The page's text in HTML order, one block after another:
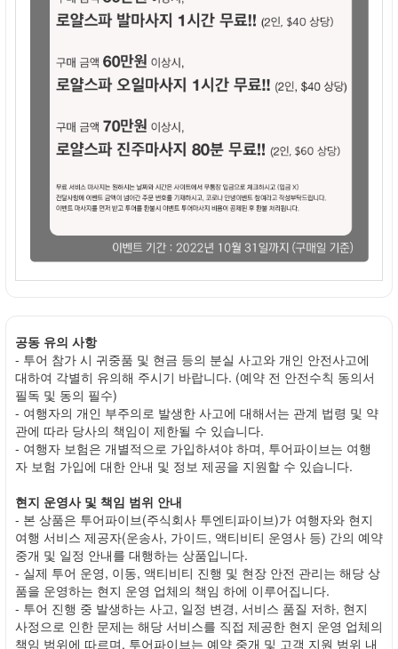
공동 유의 사항
- 투어 참가 시 귀중품 및 현금 등의 분실 사고와 개인 안전사고에
대하여 각별히 유의해 주시기 바랍니다. (예약 전 안전수칙 동의서
필독 및 동의 필수)
- 여행자의 개인 부주의로 발생한 사고에 대해서는 관계 법령 및 약
관에 따라 당사의 책임이 제한될 수 있습니다.
- 여행자 보험은 개별적으로 가입하셔야 하며, 투어파이브는 여행
자 보험 가입에 대한 안내 및 정보 제공을 지원할 수 있습니다.
현지 운영사 및 책임 범위 안내
- 본 상품은 투어파이브(주식회사 투엔티파이브)가 여행자와 현지
여행 서비스 제공자(운송사, 가이드, 액티비티 운영사 등) 간의 예약
중개 및 일정 안내를 대행하는 상품입니다.
- 실제 투어 운영, 이동, 액티비티 진행 및 현장 안전 관리는 해당 상
품을 운영하는 현지 운영 업체의 책임 하에 이루어집니다.
- 투어 진행 중 발생하는 사고, 일정 변경, 서비스 품질 저하, 현지
사정으로 인한 문제는 해당 서비스를 직접 제공한 현지 운영 업체의
책임 범위에 따르며, 투어파이브는 예약 중개 및 고객 지원 범위 내